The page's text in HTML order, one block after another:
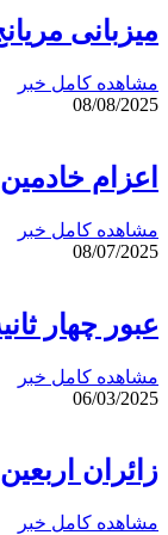
میزبانی
مشاهده کامل خبر
08/08/2025
اعزام خادمین
مشاهده کامل خبر
08/07/2025
عبور چهار
مشاهده کامل خبر
06/03/2025
زائران
مشاهده کامل خبر